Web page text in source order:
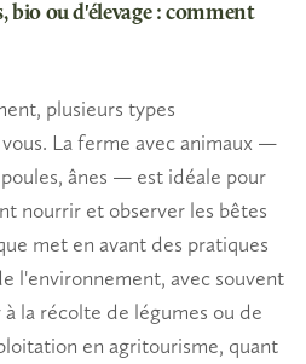
bio ou d'élevage : comment
plusieurs types
Laferme avec animaux —
ânes — est idéale pour
nourrir et observer les bêtes
met en avant des pratiques
l'environnement, avec souvent
la récolte de légumes ou de
en agritourisme, quant